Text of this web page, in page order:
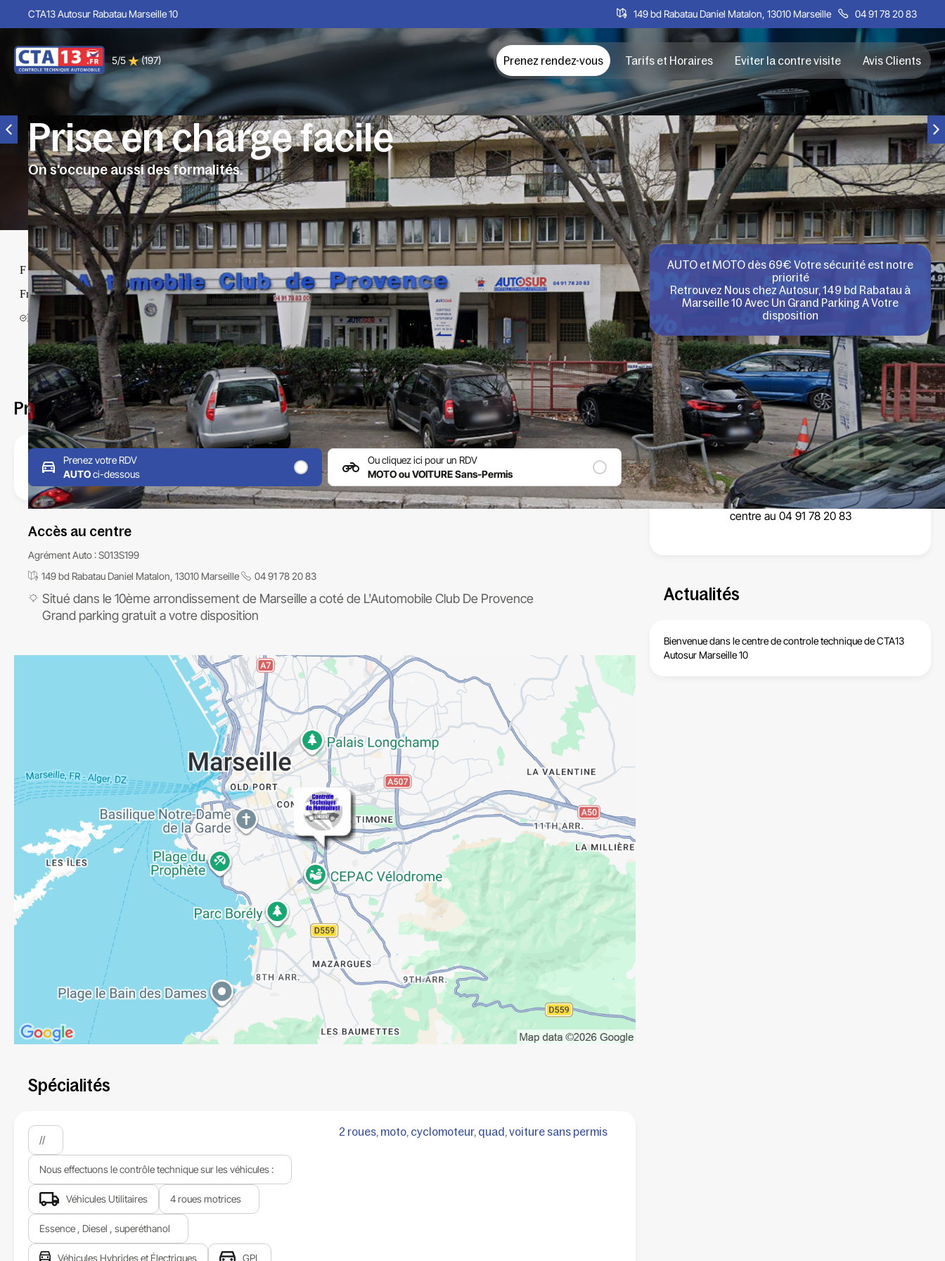
CTA13 Autosur Rabatau Marseille 10 149 bd Rabatau Daniel Matalon, 13010 Marseille 04 91 78 20 83
5/5 (197) Prenez rendez-vous Tarifs et Horaires Eviter la contre visite Avis Clients
Prise en charge facile
On s'occupe aussi des formalités.
Prenez RDV chez CTA13 Autosur Rabatau Marseille 10
Prenez votre RDV
AUTOci-dessous
Ou cliquez ici pour un RDV
MOTO ou VOITURE Sans-Permis
Accès au centre
Agrément Auto : S013S199
149 bd Rabatau Daniel Matalon, 13010 Marseille
04 91 78 20 83
Situé dans le 10ème arrondissement de Marseille a coté de L'Automobile Club De Provence
Grand parking gratuita votre disposition
Spécialités
//
Nous effectuons le contrôle technique sur les véhicules :
Véhicules Utilitaires 4 roues motrices
Essence , Diesel , superéthanol
Véhicules Hybrides et Électriques GPL
2 roues, moto, cyclomoteur, quad, voiture sans permis
AUTO et MOTO dès 69€ Votre sécurité est notre
priorité
Retrouvez Nous chez Autosur, 149 bd Rabatau à
Marseille 10 Avec Un Grand Parking A Votre
disposition
Pour tout RDV de Contre Visite, contactez votre
centre au 04 91 78 20 83
Actualités
Bienvenue dans le centre decontrole technique de CTA13
Autosur Marseille 10